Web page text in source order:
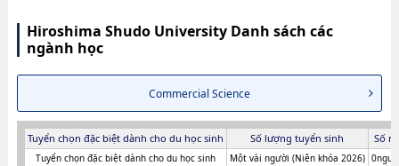
Hiroshima Shudo University Danh sách các
ngành học
Commercial Science
Tuyển chọn đặc biệt dành cho du học sinh Số lượng tuyển sinh Số
Tuyển chọn đặc biệt dành cho du học sinh Một vài người (Niên khóa 2026)